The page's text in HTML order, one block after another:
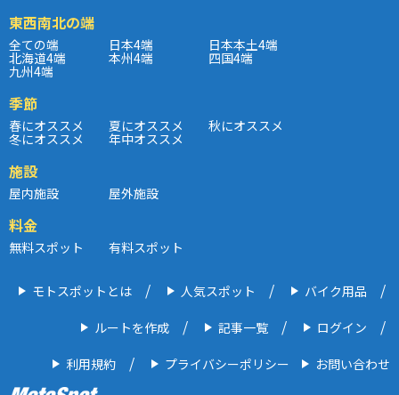
東西南北の端
全ての端 日本4端 日本本土4端
北海道4端 本州4端 四国4端
九州4端
季節
春にオススメ 夏にオススメ 秋にオススメ
冬にオススメ 年中オススメ
施設
屋内施設 屋外施設
料金
無料スポット 有料スポット
モトスポットとは 人気スポット バイク用品
ルートを作成 記事一覧 ログイン
利用規約 プライバシーポリシー
お問い合わせ